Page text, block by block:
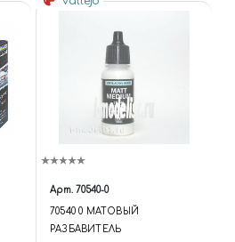
Арт. 70540-0
70540 0 МАТОВЫЙ
РАЗБАВИТЕЛЬ